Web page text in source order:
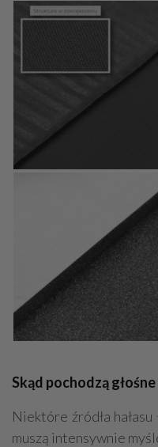
Skąd pochodzą
Niektóre źródła
muszą intensywnie